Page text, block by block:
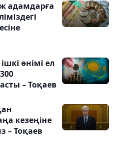
адамдарға
өнімі ел
– Тоқаев
кезеңіне
– Тоқаев